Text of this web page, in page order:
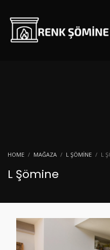
HOME MAĞAZA L ŞÖMINE L
L Şömine